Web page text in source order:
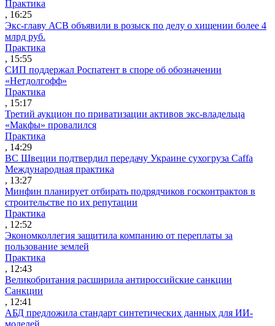
Практика
, 16:25
Экс-главу АСВ объявили в розыск по делу о хищении более 4
млрд руб.
Практика
, 15:55
СИП поддержал Роспатент в споре об обозначении
«Нетдолгофф»
Практика
, 15:17
Третий аукцион по приватизации активов экс-владельца
«Макфы» провалился
Практика
, 14:29
ВС Швеции подтвердил передачу Украине сухогруза Caffa
Международная практика
, 13:27
Минфин планирует отбирать подрядчиков госконтрактов в
строительстве по их репутации
Практика
, 12:52
Экономколлегия защитила компанию от переплаты за
пользование землей
Практика
, 12:43
Великобритания расширила антироссийские санкции
Санкции
, 12:41
АБД предложила стандарт синтетических данных для ИИ-
моделей